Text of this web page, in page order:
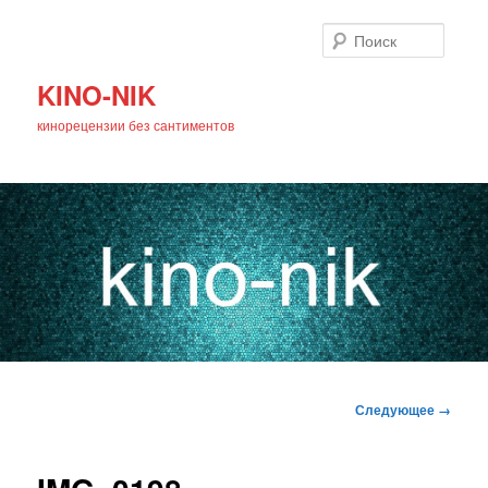
KINO-NIK
кинорецензии без сантиментов
основному
Навигация
Следующее →